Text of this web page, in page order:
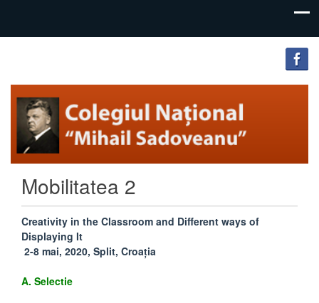
Colegiul
Național
„Mihail
Sadoveanu”
"Inima
educației
este
educația
inimii!"
Mobilitatea 2
Creativity in the Classroom and Different ways of
Displaying It
2-8 mai, 2020, Split, Croația
A. Selectie